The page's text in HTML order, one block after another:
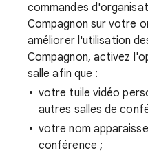
commandes
Compagnon sur votre
améliorer l'utilisation
Compagnon, activez
salle afin que :
votre tuile vidéo
autres salles de
votre nom
conférence ;